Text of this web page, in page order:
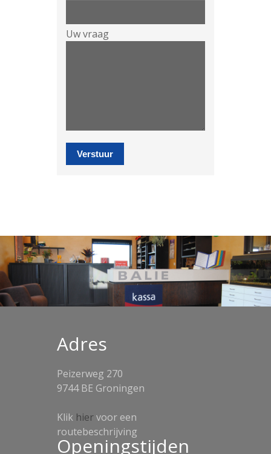
Uw vraag
Adres
Peizerweg 270
9744 BE Groningen
Klik hiervoor een
routebeschrijving
Openingstijden